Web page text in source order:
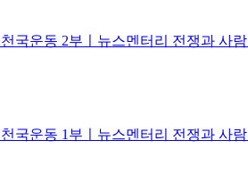
국운동 2부ㅣ뉴스멘터리 전쟁과 사람
국운동 1부ㅣ뉴스멘터리 전쟁과 사람